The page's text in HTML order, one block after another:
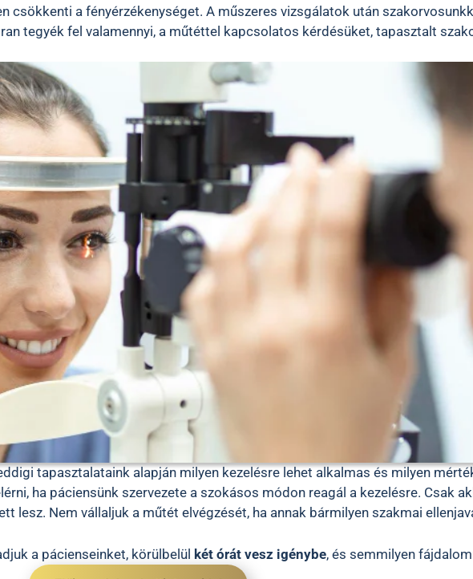
csökkenti a fényérzékenységet. A műszeres vizsgálatok után
tegyék fel valamennyi, a műtéttel kapcsolatos kérdésüket, tapasztalt
tapasztalataink alapján milyen kezelésre lehet alkalmas és milyen
ha páciensünk szervezete a szokásos módon reagál a kezelésre. Csak
lesz. Nem vállaljuk a műtét elvégzését, ha annak bármilyen szakmai
a pácienseinket, körülbelül két órát vesz igénybe, és semmilyen